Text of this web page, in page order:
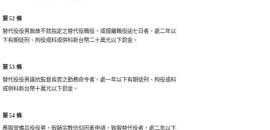
第 52 條
替代役役男無故不就指定之替代役職役，或擅離職役逾七日者，處二年以
下有期徒刑、拘役或科或併科新台幣二十萬元以下罰金。
第 53 條
替代役役男違抗監督長官之勤務命令者，處一年以下有期徒刑、拘役或科
或併科新台幣十萬元以下罰金。
第 54 條
應服常備兵役役男，假藉宗教信仰因素申請，致服替代役者，處二年以下